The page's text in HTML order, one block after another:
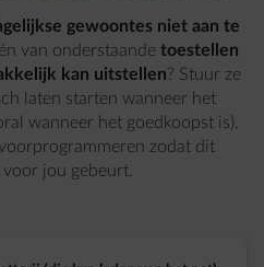
gewoontes niet aan te
van onderstaande toestellen
kan uitstellen? Stuur ze
laten starten wanneer het
wanneer het goedkoopst is).
zodat dit
jou gebeurt.